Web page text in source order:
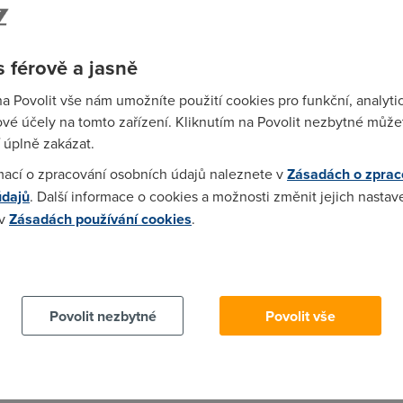
to bez FUP.Pokud vím,tak 512/128 neexistuje.
není zadarmo... Rychlost je nahovno. Klidně bych bral
lepší služba není zadarmo.Prostě pokud chci nějakou
férově a jasně
Povolit vše nám umožníte použití cookies pro funkční,
účely na tomto zařízení. Kliknutím na Povolit nezbytné
zakázat.
o zpracování osobních údajů naleznete vZásadách o
. Další informace o cookies a možnosti změnit jejich
Zásadách používání cookies.
Povolit nezbytné
Povolit vše